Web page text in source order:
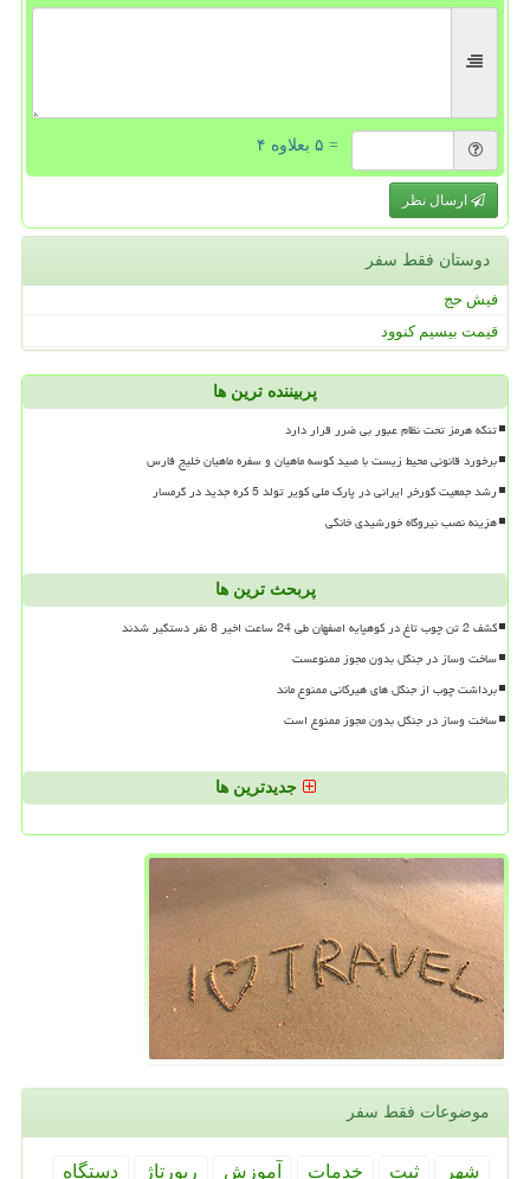
= ۵ بعلاوه ۴
ارسال نظر
دوستان فقط سفر
فیش حج
قیمت بیسیم کنوود
پربیننده ترین ها
تنگه هرمز تحت نظام عبور بی ضرر قرار دارد
برخورد قانونی محیط زیست با صید کوسه ماهیان و سفره ماهیان خلیج فارس
رشد جمعیت گورخر ایرانی در پارک ملی کویر تولد 5 کره جدید در گرمسار
هزینه نصب نیروگاه خورشیدی خانگی
پربحث ترین ها
کشف 2 تن چوب تاغ در کوهپایه اصفهان طی 24 ساعت اخیر 8 نفر دستگیر شدند
ساخت وساز در جنگل بدون مجوز ممنوعست
برداشت چوب از جنگل های هیرکانی ممنوع ماند
ساخت وساز در جنگل بدون مجوز ممنوع است
جدیدترین ها
موضوعات فقط سفر
شهر ثبت خدمات آموزش رپورتاژ دستگاه